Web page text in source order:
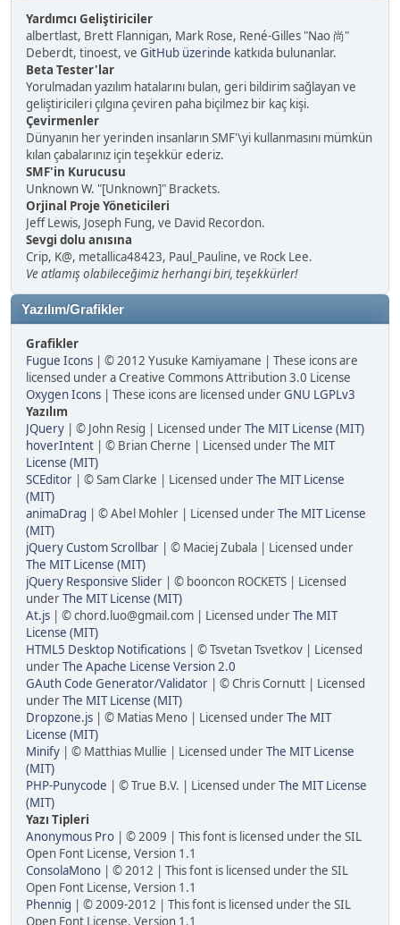
Yardımcı Geliştiriciler
albertlast, Brett Flannigan, Mark Rose, René-Gilles "Nao 尚"
Deberdt, tinoest, ve GitHub üzerinde katkıda bulunanlar.
Beta Tester'lar
Yorulmadan yazılım hatalarını bulan, geri bildirim sağlayan ve
geliştiricileri çılgına çeviren paha biçilmez bir kaç kişi.
Çevirmenler
Dünyanın her yerinden insanların SMF'\yi kullanmasını mümkün
kılan çabalarınız için teşekkür ederiz.
SMF'in Kurucusu
Unknown W. "[Unknown]" Brackets.
Orjinal Proje Yöneticileri
Jeff Lewis, Joseph Fung, ve David Recordon.
Sevgi dolu anısına
Crip, K@, metallica48423, Paul_Pauline, ve Rock Lee.
Ve atlamış olabileceğimiz herhangi biri, teşekkürler!
Yazılım/Grafikler
Grafikler
Fugue Icons | © 2012 Yusuke Kamiyamane | These icons are
licensed under a Creative Commons Attribution 3.0 License
Oxygen Icons | These icons are licensed underGNU LGPLv3
Yazılım
JQuery | © John Resig | Licensed underThe MIT License (MIT)
hoverIntent | © Brian Cherne | Licensed underThe MIT
License (MIT)
SCEditor | © Sam Clarke | Licensed underThe MIT License
(MIT)
animaDrag | © Abel Mohler | Licensed underThe MIT License
(MIT)
jQuery Custom Scrollbar | © Maciej Zubala | Licensed under
The MIT License (MIT)
jQuery Responsive Slider | © booncon ROCKETS | Licensed
underThe MIT License (MIT)
At.js | © chord.luo@gmail.com | Licensed underThe MIT
License (MIT)
HTML5 Desktop Notifications | © Tsvetan Tsvetkov | Licensed
underThe Apache License Version 2.0
GAuth Code Generator/Validator | © Chris Cornutt | Licensed
underThe MIT License (MIT)
Dropzone.js | © Matias Meno | Licensed underThe MIT
License (MIT)
Minify | © Matthias Mullie | Licensed underThe MIT License
(MIT)
PHP-Punycode | © True B.V. | Licensed underThe MIT License
(MIT)
Yazı Tipleri
Anonymous Pro | © 2009 | This font is licensed under the SIL
Open Font License, Version 1.1
ConsolaMono | © 2012 | This font is licensed under the SIL
Open Font License, Version 1.1
Phennig | © 2009-2012 | This font is licensed under the SIL
Open Font License, Version 1.1